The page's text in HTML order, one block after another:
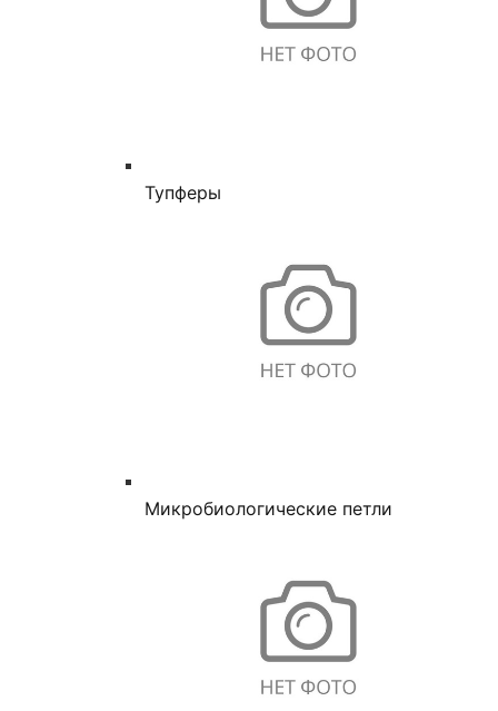
Тупферы
Микробиологические петли